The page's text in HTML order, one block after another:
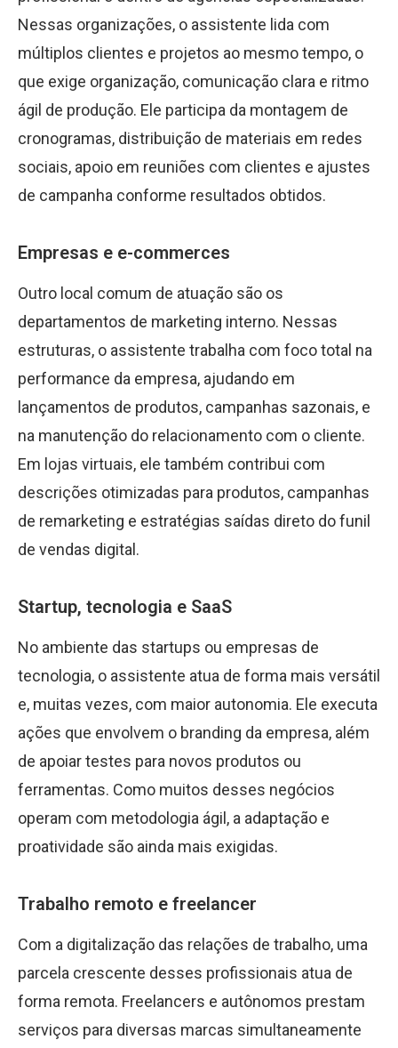
Nessas organizações, o assistente lida com
múltiplos clientes e projetos ao mesmo tempo, o
que exige organização, comunicação clara e ritmo
ágil de produção. Ele participa da montagem de
cronogramas, distribuição de materiais em redes
sociais, apoio em reuniões com clientes e ajustes
de campanha conforme resultados obtidos.
Empresas e e-commerces
Outro local comum de atuação são os
departamentos de marketing interno. Nessas
estruturas, o assistente trabalha com foco total na
performance da empresa, ajudando em
lançamentos de produtos, campanhas sazonais, e
na manutenção do relacionamento com o cliente.
Em lojas virtuais, ele também contribui com
descrições otimizadas para produtos, campanhas
de remarketing e estratégias saídas direto do funil
de vendas digital.
Startup, tecnologia e SaaS
No ambiente das startups ou empresas de
tecnologia, o assistente atua de forma mais versátil
e, muitas vezes, com maior autonomia. Ele executa
ações que envolvem o branding da empresa, além
de apoiar testes para novos produtos ou
ferramentas. Como muitos desses negócios
operam com metodologia ágil, a adaptação e
proatividade são ainda mais exigidas.
Trabalho remoto e freelancer
Com a digitalização das relações de trabalho, uma
parcela crescente desses profissionais atua de
forma remota. Freelancers e autônomos prestam
serviços para diversas marcas simultaneamente